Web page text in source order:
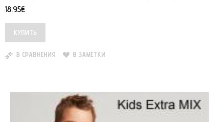
18.95€
В СРАВНЕНИЯ В ЗАМЕТКИ